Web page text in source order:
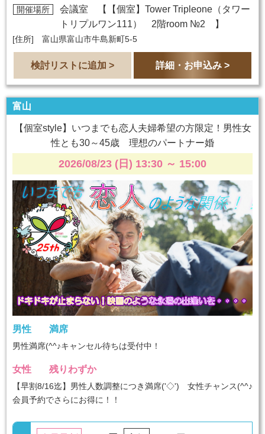
開催場所 会議室 【
【個室】Tower Tripleone（タワー
トリプルワン111） 2階room №2
】
[住所] 富山県富山市牛島新町5-5
検討リストに追加 > 詳細・お申込み >
富山
【個室style】いつまでも恋人夫婦希望の方限定！男性女
性とも30～45歳 理想のパートナー婚
2026/08/23 (日) 13:30 ～ 15:00
男性 満席
男性満席(^^♪キャンセル待ちは受付中！
女性 残りわずか
【早割8/16迄】男性人数調整につき満席('◇')ゞ女性チャンス(^^♪
会員予約でさらにお得に！！